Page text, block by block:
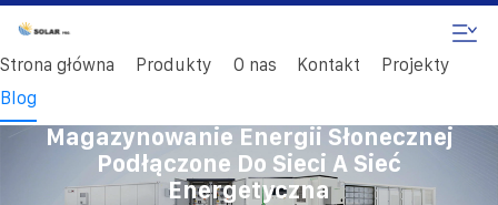
Strona główna Produkty O nas Kontakt
Projekty
Blog
Magazynowanie Energii Słonecznej
Podłączone Do Sieci A Sieć
Energetyczna